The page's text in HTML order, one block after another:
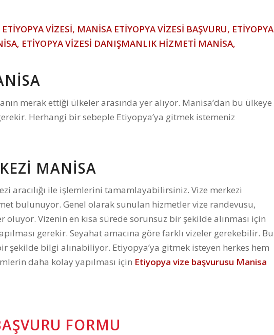
VİZESİ, MANİSA ETİYOPYA VİZESİ BAŞVURU, ETİYOPYA
ETİYOPYA VİZESİ DANIŞMANLIK HİZMETİ MANİSA,
merak ettiği ülkeler arasında yer alıyor. Manisa’dan bu ülkeye
Herhangi bir sebeple Etiyopya’ya gitmek istemeniz
MANISA
aracılığı ile işlemlerini tamamlayabilirsiniz. Vize merkezi
bulunuyor. Genel olarak sunulan hizmetler vize randevusu,
Vizenin en kısa sürede sorunsuz bir şekilde alınması için
gerekir. Seyahat amacına göre farklı vizeler gerekebilir. Bu
şekilde bilgi alınabiliyor. Etiyopya’ya gitmek isteyen herkes hem
daha kolay yapılması için Etiyopya vize başvurusu Manisa
FORMU